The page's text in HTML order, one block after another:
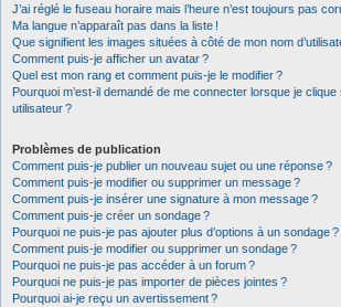
J’ai réglé le fuseau horaire mais l’heure n’est toujours pas
Ma langue n’apparaît pas dans la liste !
Que signifient les images situées à côté de mon nom
Comment puis-je afficher un avatar ?
Quel est mon rang et comment puis-je le modifier ?
Pourquoi m’est-il demandé de me connecter lorsque je clique
utilisateur ?
Problèmes de publication
Comment puis-je publier un nouveau sujet ou une réponse ?
Comment puis-je modifier ou supprimer un message ?
Comment puis-je insérer une signature à mon message ?
Comment puis-je créer un sondage ?
Pourquoi ne puis-je pas ajouter plus d’options à un sondage ?
Comment puis-je modifier ou supprimer un sondage ?
Pourquoi ne puis-je pas accéder à un forum ?
Pourquoi ne puis-je pas importer de pièces jointes ?
Pourquoi ai-je reçu un avertissement ?